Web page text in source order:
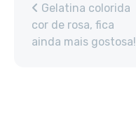
Gelatina colorida
cor de rosa, fica
ainda mais gostosa!